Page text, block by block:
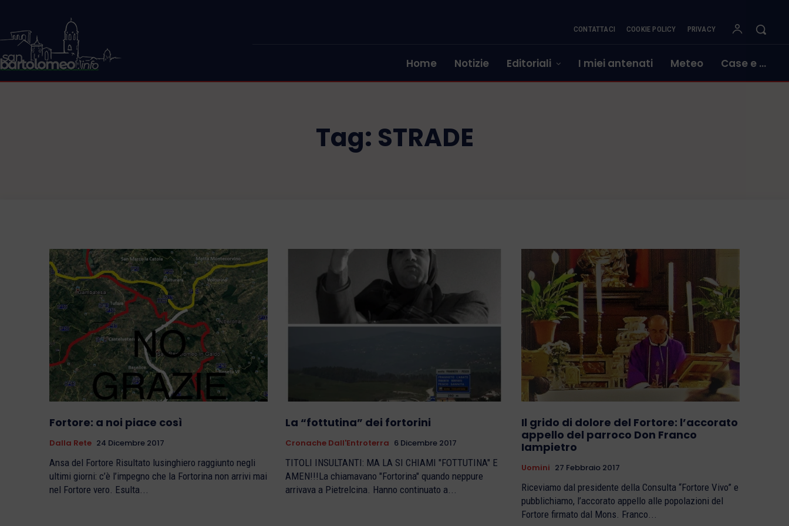
CONTATTACI COOKIE POLICY PRIVACY
Home Notizie Editoriali I miei antenati Meteo Case e …
Tag: STRADE
Fortore: a noi piace così
Dalla Rete 24 Dicembre 2017
Ansa del Fortore Risultato lusinghiero raggiunto negli
ultimi giorni: c’è l’impegno che la Fortorina non arrivi mai
nel Fortore vero. Esulta...
La “fottutina” dei fortorini
Cronache Dall'Entroterra 6 Dicembre 2017
TITOLI INSULTANTI: MA LA SI CHIAMI "FOTTUTINA" E
AMEN!!!La chiamavano "Fortorina" quando neppure
arrivava a Pietrelcina. Hanno continuato a...
Il grido di dolore del Fortore: l’accorato
appello del parroco Don Franco
Iampietro
Uomini 27 Febbraio 2017
Riceviamo dal presidente della Consulta “Fortore Vivo” e
pubblichiamo, l’accorato appello alle popolazioni del
Fortore firmato dal Mons. Franco...